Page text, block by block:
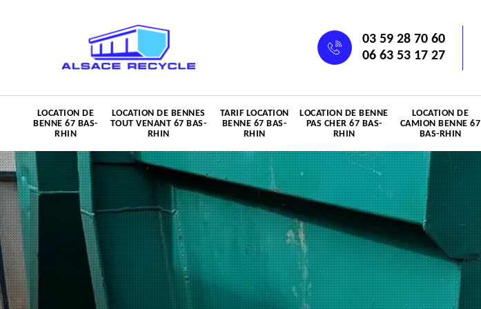
03 59 28 70 60
06 63 53 17 27
LOCATION DE
BENNE 67 BAS-
RHIN
LOCATION DE BENNES
TOUT VENANT 67 BAS-
RHIN
TARIF LOCATION
BENNE 67 BAS-
RHIN
LOCATION DE BENNE
PAS CHER 67 BAS-
RHIN
LOCATION DE
CAMION BENNE 67
BAS-RHIN